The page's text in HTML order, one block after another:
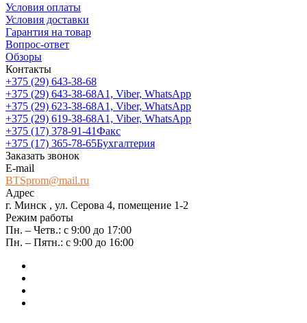
Условия оплаты
Условия доставки
Гарантия на товар
Вопрос-ответ
Обзоры
Контакты
+375 (29) 643-38-68
+375 (29) 643-38-68А1, Viber, WhatsApp
+375 (29) 623-38-68А1, Viber, WhatsApp
+375 (29) 619-38-68А1, Viber, WhatsApp
+375 (17) 378-91-41Факс
+375 (17) 365-78-65Бухгалтерия
Заказать звонок
E-mail
BTSprom@mail.ru
Адрес
г. Минск , ул. Серова 4, помещение 1-2
Режим работы
Пн. – Четв.: с 9:00 до 17:00
Пн. – Пятн.: с 9:00 до 16:00